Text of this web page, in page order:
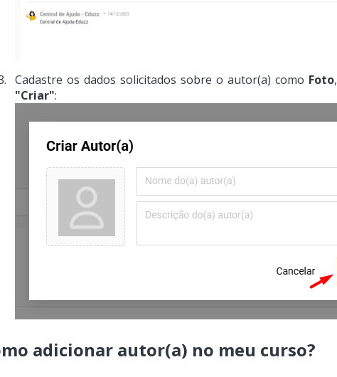
Cadastre os dados solicitados sobre o autor(a) como Foto,
"Criar":
adicionar autor(a) no meu curso?